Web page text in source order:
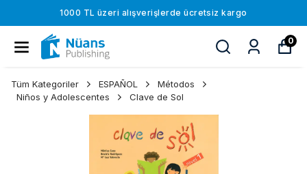
1000 TL üzeri alışverişlerde ücretsiz kargo
0
Tüm Kategoriler ESPAÑOL
Métodos
Niños y Adolescentes
Clave de Sol